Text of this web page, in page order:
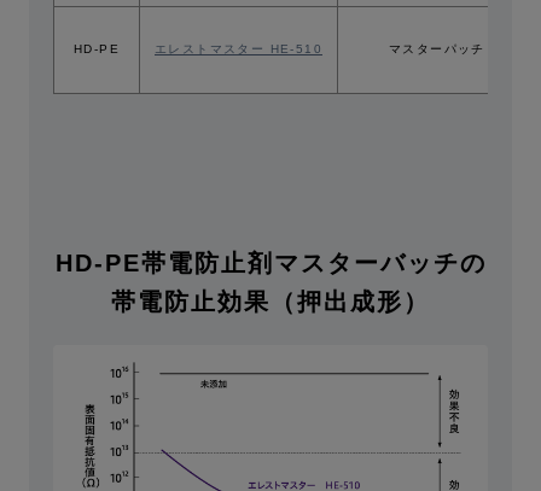
HD-PE エレストマスター HE-510 マスターパッチ
HD-PE帯電防止剤マスターバッチの
帯電防止効果（押出成形）